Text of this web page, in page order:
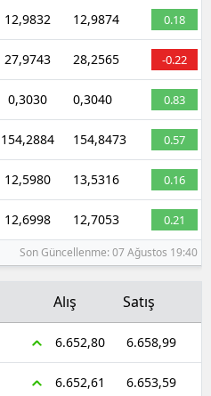
12,9832 12,9874 0.18
27,9743 28,2565 -0.22
0,3030 0,3040 0.83
154,2884 154,8473 0.57
12,5980 13,5316 0.16
12,6998 12,7053 0.21
Son Güncellenme: 07 Ağustos 19:40
Alış Satış
6.652,80 6.658,99
6.652,61 6.653,59